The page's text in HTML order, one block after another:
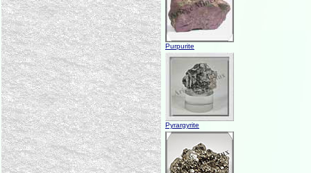
Purpurite
Pyrargyrite